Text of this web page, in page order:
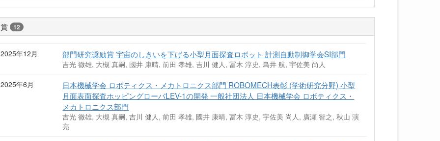
12
2025年12月 部門研究奨励賞 宇宙のしきいを下げる小型月面探査ロボット 計測自動制御学会SI部門
吉光 徹雄, 大槻 真嗣, 國井 康晴, 前田 孝雄, 吉川 健人, 冨木 淳史, 鳥井 航, 宇佐美 尚人
2025年6月
日本機械学会 ロボティクス・メカトロニクス部門 ROBOMECH表彰 (学術研究分野) 小型
月面表面探査ホッピングローバLEV-1の開発 一般社団法人 日本機械学会 ロボティクス・
メカトロニクス部門
吉光 徹雄, 大槻 真嗣, 吉川 健人, 前田 孝雄, 國井 康晴, 冨木 淳史, 宇佐美 尚人, 廣瀬 智之, 秋山 演
亮